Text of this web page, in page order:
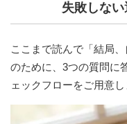
失敗しな
ここまで読んで「結局
のために、3つの質問に
ェックフローをご用意し